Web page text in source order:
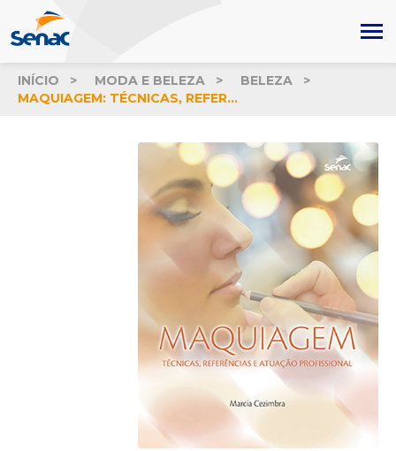
INÍCIO MODA E BELEZA
BELEZA
MAQUIAGEM: TÉCNICAS, REFERÊNCIAS E ATUAÇÃO PROFISSIONAL